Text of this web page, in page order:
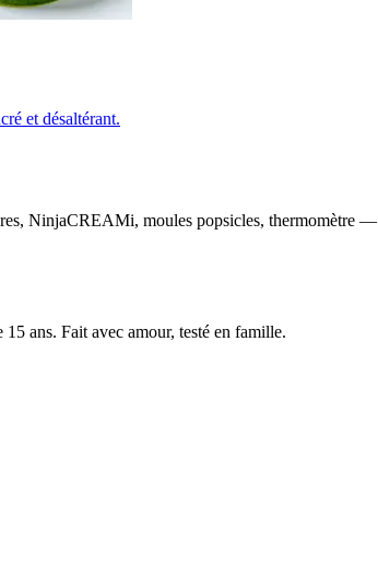
et désaltérant.
NinjaCREAMi, moules popsicles, thermomètre
15 ans. Fait avec amour, testé en famille.